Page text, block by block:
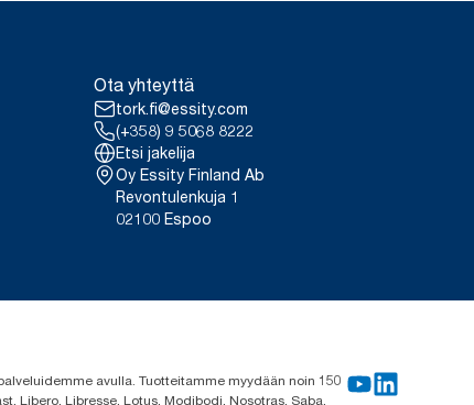
Ota yhteyttä
tork.fi@essity.com
(+358) 9 5068 8222
Etsi jakelija
Oy Essity Finland Ab
Revontulenkuja 1
02100 Espoo
avulla. Tuotteitamme myydään noin 150
Libero, Libresse, Lotus, Modibodi, Nosotras, Saba,